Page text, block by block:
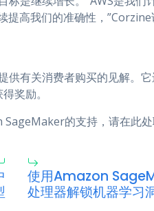
高我们的准确性，”Corzine
供有关消费者购买的见解。
奖励。
的支持，请在此
使用Amazon
处理器解锁机器学习